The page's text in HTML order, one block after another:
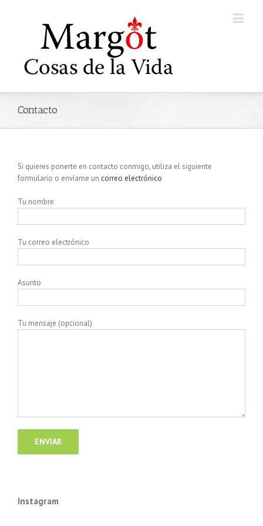
Contacto
Si quieres ponerte en contacto conmigo, utiliza el siguiente
formulario o envíame un correo electrónico
Tu nombre
Tu correo electrónico
Asunto
Tu mensaje (opcional)
Instagram